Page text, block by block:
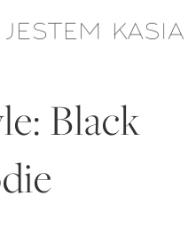
Black